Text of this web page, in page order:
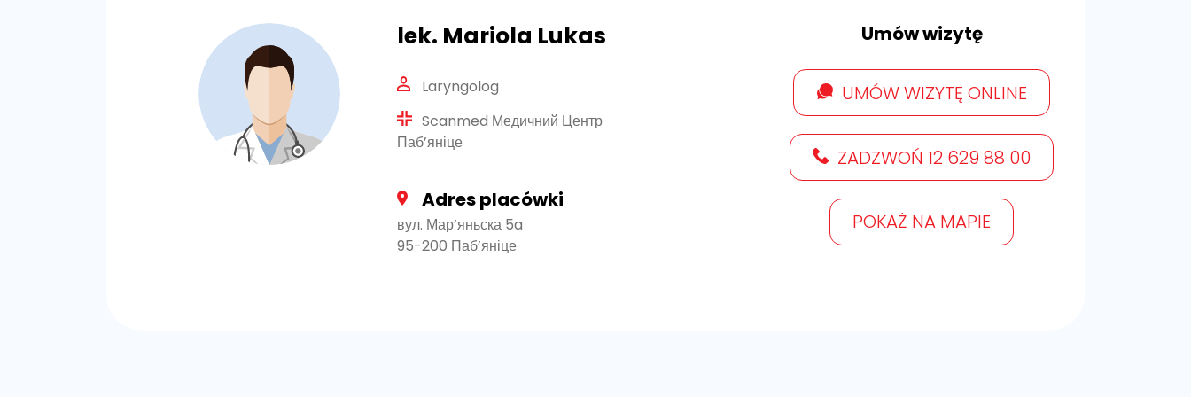
lek. Mariola Lukas
Laryngolog
Scanmed Медичний Центр
Паб’яніце
Adres placówki
вул. Мар’яньска 5a
95-200 Паб’яніце
Umów wizytę
UMÓW WIZYTĘ ONLINE
ZADZWOŃ 12 629 88 00
POKAŻ NA MAPIE